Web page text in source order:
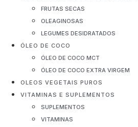
FRUTAS SECAS
OLEAGINOSAS
LEGUMES DESIDRATADOS
ÓLEO DE COCO
ÓLEO DE COCO MCT
ÓLEO DE COCO EXTRA VIRGEM
OLEOS VEGETAIS PUROS
VITAMINAS E SUPLEMENTOS
SUPLEMENTOS
VITAMINAS